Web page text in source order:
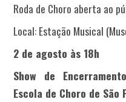
Roda de Choro aberta ao
Local: Estação Musical
2 de agosto às 18h
Show de
Escola de Choro de São